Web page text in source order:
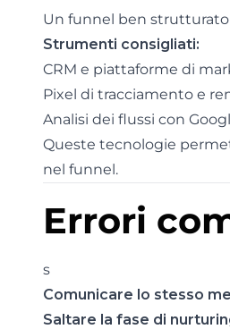
Un funnel ben
Strumenti consigliati:
CRM e piattaforme di
Pixel di tracciamento e
Analisi dei flussi con
Queste tecnologie
nel funnel.
Errori
s
Comunicare lo stesso
Saltare la fase di